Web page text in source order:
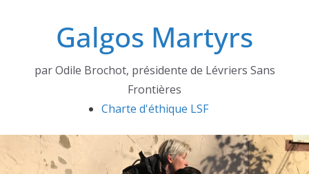
Galgos Martyrs
par Odile Brochot, présidente de Lévriers Sans
Frontières
Charte d'éthique LSF